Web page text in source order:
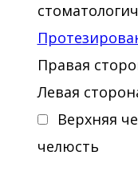
Правая
Левая
Верхняя
челюсть